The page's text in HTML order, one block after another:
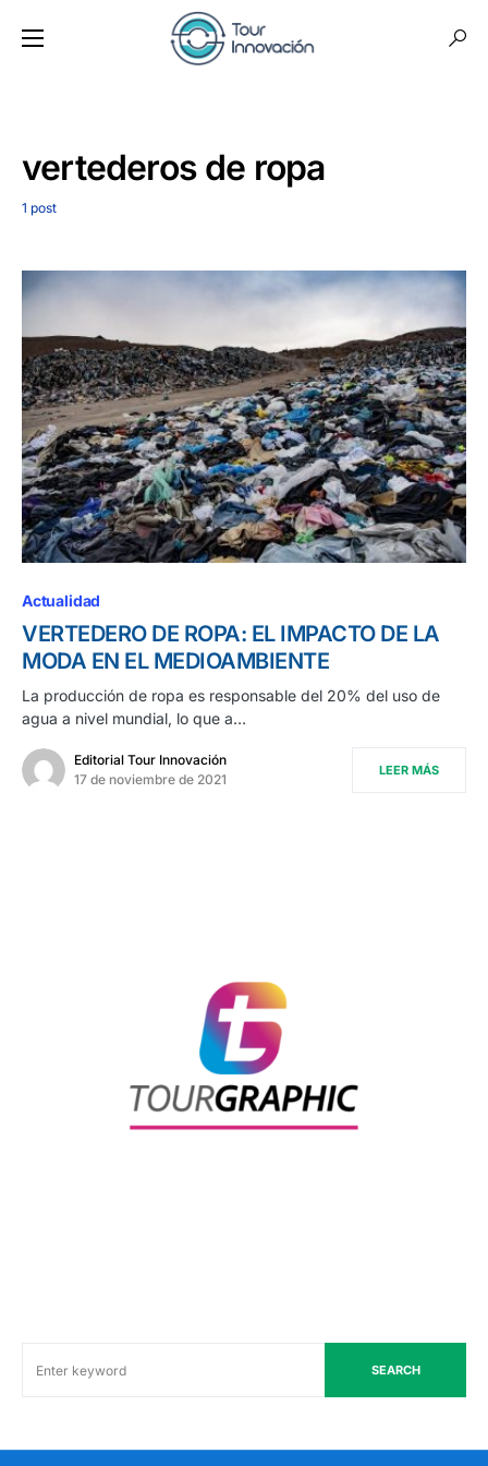
vertederos de ropa
1 post
Actualidad
VERTEDERO DE ROPA: EL IMPACTO DE LA
MODA EN EL MEDIOAMBIENTE
La producción de ropa es responsable del 20% del uso de
agua a nivel mundial, lo que a…
Editorial Tour Innovación
17 de noviembre de 2021
LEER MÁS
SEARCH